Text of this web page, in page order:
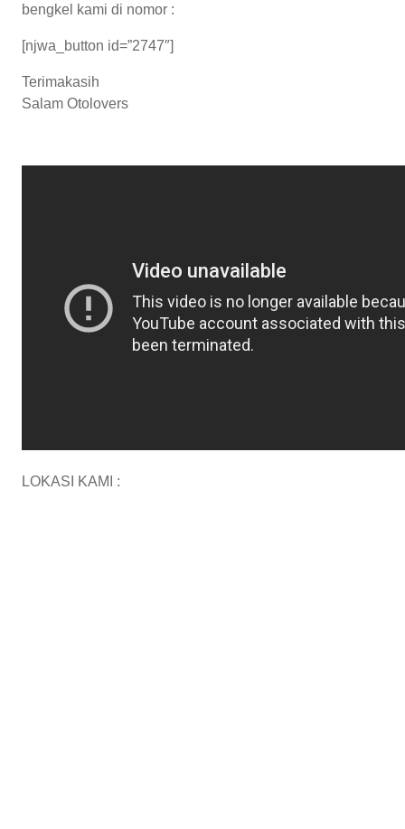
bengkel kami di nomor :
[njwa_button id=”2747″]
Terimakasih
Salam Otolovers
LOKASI KAMI :